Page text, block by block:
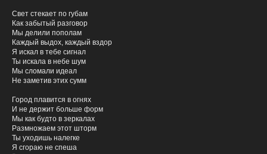
Свет стекает по губам
Как забытый разговор
Мы делили пополам
Каждый выдох, каждый вздор
Я искал в тебе сигнал
Ты искала в небе шум
Мы сломали идеал
Не заметив этих сумм
Город плавится в огнях
И не держит больше форм
Мы как будто в зеркалах
Размножаем этот шторм
Ты уходишь налегке
Я сгораю не спеша